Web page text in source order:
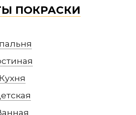
ПОКРАСКИ
Кухня